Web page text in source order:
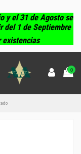
y el 31 de Agosto se
del 1 de Septiembre
existencias
0